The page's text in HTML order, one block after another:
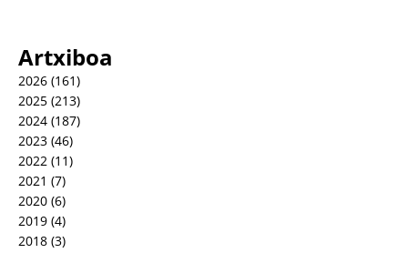
Artxiboa
2026 (161)
2025 (213)
2024 (187)
2023 (46)
2022 (11)
2021 (7)
2020 (6)
2019 (4)
2018 (3)